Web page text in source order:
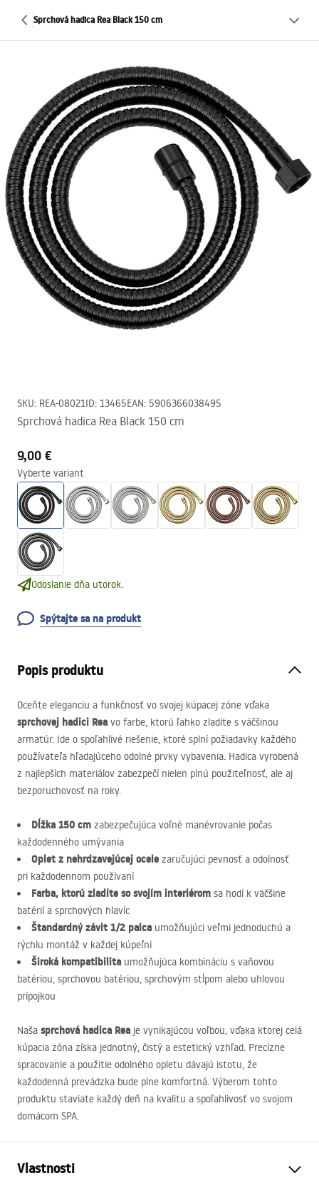
Sprchová hadica Rea Black 150 cm
SKU: REA-08021ID: 13465EAN: 5906366038495
Sprchová hadica Rea Black 150 cm
9,00 €
Vyberte variant
Odoslanie dňa utorok.
Spýtajte sa na produkt
Popis produktu
Oceňte eleganciu a funkčnosť vo svojej kúpacej zóne vďaka
sprchovej hadici Rea vo farbe, ktorú ľahko zladíte s väčšinou
armatúr. Ide o spoľahlivé riešenie, ktoré splní požiadavky každého
používateľa hľadajúceho odolné prvky vybavenia. Hadica vyrobená
z najlepších materiálov zabezpečí nielen plnú použiteľnosť, ale aj
bezporuchovosť na roky.
Dĺžka 150 cm zabezpečujúca voľné manévrovanie počas
každodenného umývania
Oplet z nehrdzavejúcej ocele zaručujúci pevnosť a odolnosť
pri každodennom používaní
Farba, ktorú zladíte so svojím interiérom sa hodí k väčšine
batérií a sprchových hlavíc
Štandardný závit 1/2 palca umožňujúci veľmi jednoduchú a
rýchlu montáž v každej kúpeľni
Široká kompatibilita umožňujúca kombináciu s vaňovou
batériou, sprchovou batériou, sprchovým stĺpom alebo uhlovou
prípojkou
Naša sprchová hadica Rea je vynikajúcou voľbou, vďaka ktorej celá
kúpacia zóna získa jednotný, čistý a estetický vzhľad. Precízne
spracovanie a použitie odolného opletu dávajú istotu, že
každodenná prevádzka bude plne komfortná. Výberom tohto
produktu staviate každý deň na kvalitu a spoľahlivosť vo svojom
domácom SPA.
Vlastnosti